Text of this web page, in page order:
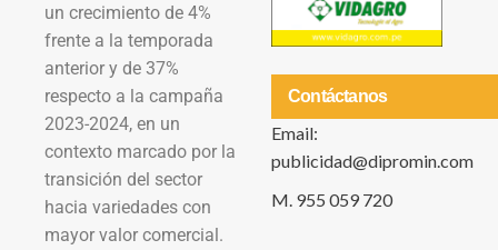
un crecimiento de 4%
frente a la temporada
anterior y de 37%
respecto a la campaña
2023-2024, en un
contexto marcado por la
transición del sector
hacia variedades con
mayor valor comercial.
Contáctanos
Email:
publicidad@dipromin.com
M. 955 059 720